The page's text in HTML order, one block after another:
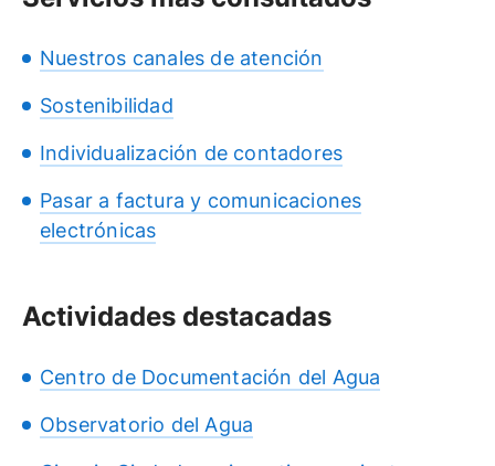
Nuestros canales de atención
Sostenibilidad
Individualización de contadores
Pasar a factura y comunicaciones
electrónicas
Actividades destacadas
Centro de Documentación del Agua
Observatorio del Agua